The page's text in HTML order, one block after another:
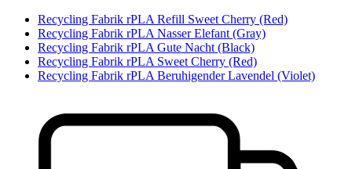
Recycling Fabrik rPLA Refill Sweet Cherry (Red)
Recycling Fabrik rPLA Nasser Elefant (Gray)
Recycling Fabrik rPLA Gute Nacht (Black)
Recycling Fabrik rPLA Sweet Cherry (Red)
Recycling Fabrik rPLA Beruhigender Lavendel (Violet)